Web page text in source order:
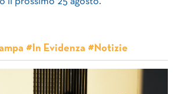
#In Evidenza #Notizie